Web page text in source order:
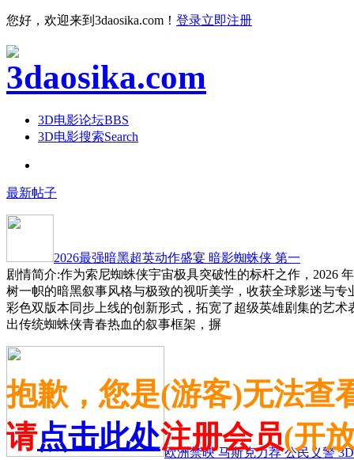
您好，欢迎来到3daosika.com！ 登录立即注册
3D电影论坛BBS
3D电影搜索Search
最新帖子
2026最强暗黑超英动作盛宴 暗影蜘蛛侠 第一
剧情简介:作为索尼蜘蛛侠宇宙极具突破性的标杆之作，2026
树一帜的暗黑叙事风格与极致的视听美学，收获全球影迷与
彩色双版本同步上线的创新形式，拓宽了超级英雄剧集的艺
出传统蜘蛛侠青春热血的叙事框架，摒
欧洲禁映 马斯克力荐 公民义警 3D
抱歉，您是(游客)无法查
请点击此处注册会员(开